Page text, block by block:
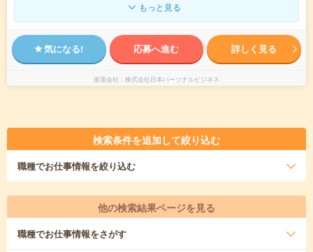
もっと見る
気になる! 応募へ進む 詳しく見る
派遣会社 株式会社日本パーソナルビジネス
検索条件を追加して絞り込む
職種でお仕事情報を絞り込む
他の検索結果ページを見る
職種でお仕事情報をさがす